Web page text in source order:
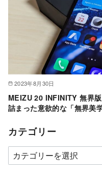
2023年8月30日
MEIZU 20 INFINITY 無界
詰まった意欲的な「無界美
カテゴリー
カ
テ